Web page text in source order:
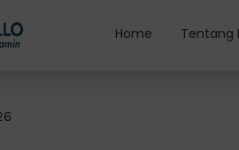
Home Tentang